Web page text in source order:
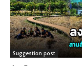
Suggestion post